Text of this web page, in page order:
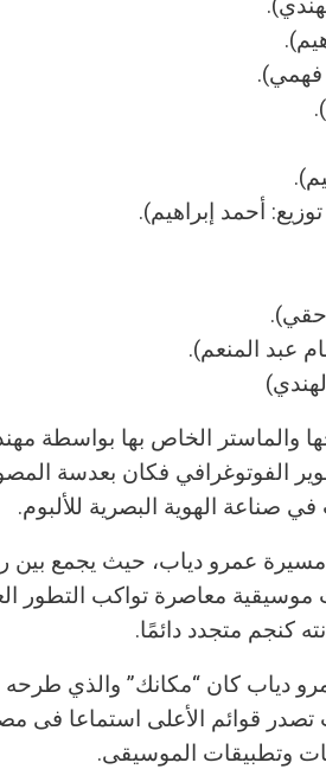
فهمي).
أحمد إبراهيم).
حقي).
عبد المنعم).
والماستر الخاص بها بواسطة
الفوتوغرافي فكان بعدسة
صناعة الهوية البصرية للألبوم.
مسيرة عمرو دياب، حيث يجمع بين
موسيقية معاصرة تواكب التطور
كنجم متجدد دائمًا.
دياب كان “مكانك” والذي طرحه
قوائم الأعلى استماعا فى
وتطبيقات الموسيقى.